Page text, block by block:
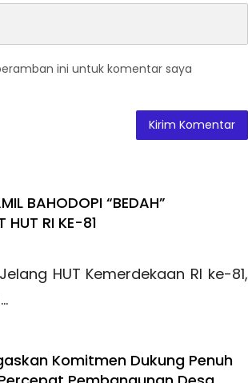
ini untuk komentar saya
BAHODOPI “BEDAH”
HUT RI KE-81
HUT Kemerdekaan RI ke-81,
Komitmen Dukung Penuh